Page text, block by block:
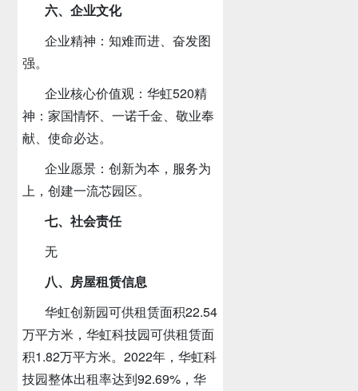
六、企业文化
企业精神：知难而进、奋发图
强。
企业核心价值观：华虹520精
神：家国情怀、一诺千金、敬业奉
献、使命必达。
企业愿景：创新为本，服务为
上，创建一流芯园区。
七、社会责任
无
八、房屋租赁信息
华虹创新园可供租赁面积22.54
万平方米，华虹科技园可供租赁面
积1.82万平方米。2022年，华虹科
技园整体出租率达到92.69%，华